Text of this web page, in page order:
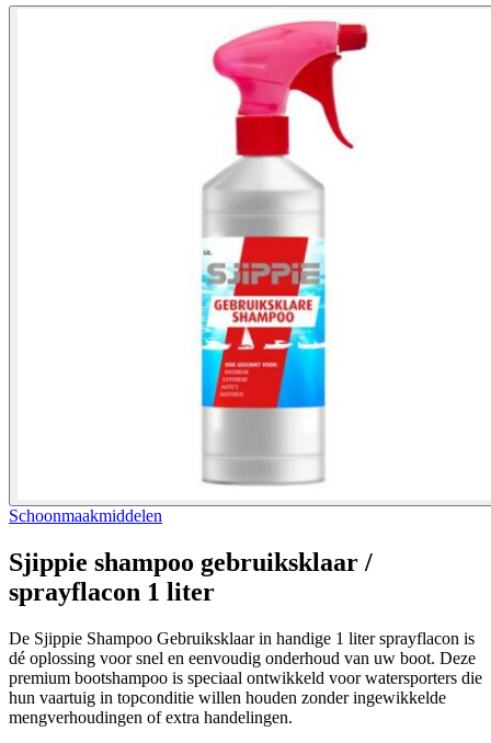
Schoonmaakmiddelen
Sjippie shampoo gebruiksklaar /
sprayflacon 1 liter
De Sjippie Shampoo Gebruiksklaar in handige 1 liter sprayflacon is
dé oplossing voor snel en eenvoudig onderhoud van uw boot. Deze
premium bootshampoo is speciaal ontwikkeld voor watersporters die
hun vaartuig in topconditie willen houden zonder ingewikkelde
mengverhoudingen of extra handelingen.